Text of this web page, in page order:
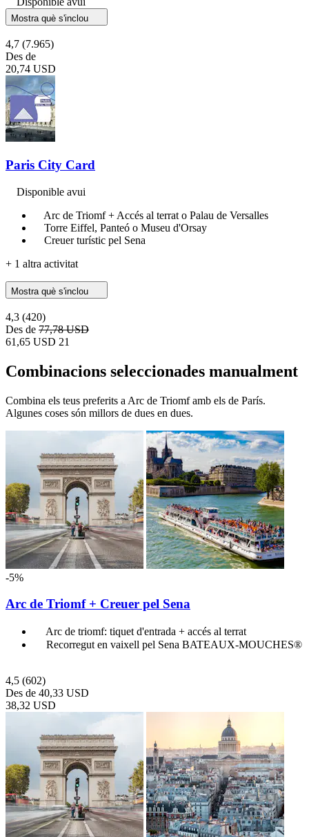
Mostra què s'inclou
4,7 (7.965)
Des de
20,74 USD
Paris City Card
Disponible avui
Arc de Triomf + Accés al terrat o Palau de Versalles
Torre Eiffel, Panteó o Museu d'Orsay
Creuer turístic pel Sena
+ 1 altra activitat
Mostra què s'inclou
4,3 (420)
Des de 77,78 USD
61,65 USD 21
Combinacions seleccionades manualment
Combina els teus preferits a Arc de Triomf amb els de París.
Algunes coses són millors de dues en dues.
-5%
Arc de Triomf + Creuer pel Sena
Arc de triomf: tiquet d'entrada + accés al terrat
Recorregut en vaixell pel Sena BATEAUX-MOUCHES®
4,5 (602)
Des de 40,33 USD
38,32 USD